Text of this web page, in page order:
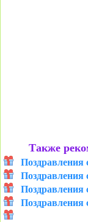
Также
Поздравления
Поздравления
Поздравления
Поздравления